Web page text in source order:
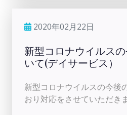
2020年02月22日
新型コロナウイルス
いて(デイサービス）
新型コロナウイルスの今後
おり対応をさせていただき